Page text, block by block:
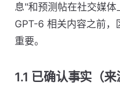
息"和预测帖在社交媒
GPT-6 相关内容之前，
重要。
1.1 已确认事实（